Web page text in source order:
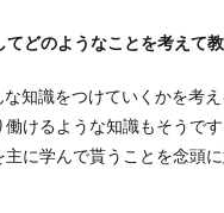
てどのようなことを考えて
知識をつけていくかを考
けるような知識もそうで
に学んで貰うことを念頭